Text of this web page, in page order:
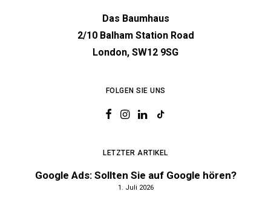
Das Baumhaus
2/10 Balham Station Road
London, SW12 9SG
FOLGEN SIE UNS
LETZTER ARTIKEL
Google Ads: Sollten Sie auf Google hören?
1. Juli 2026